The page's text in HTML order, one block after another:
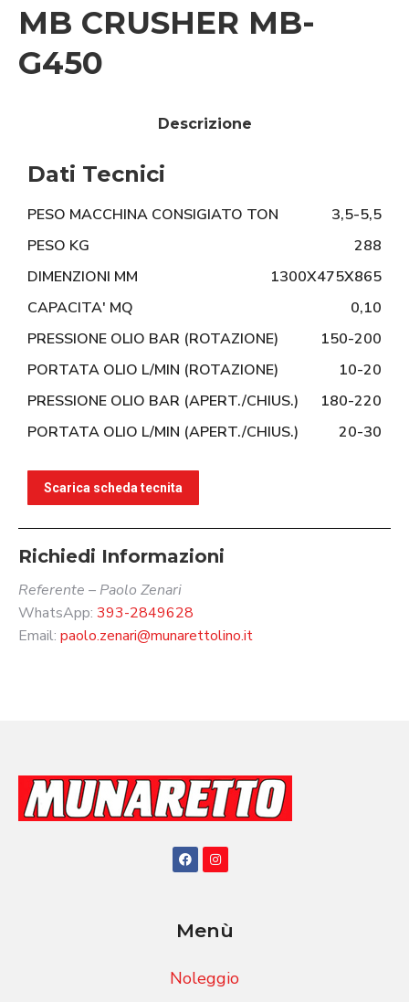
MB CRUSHER MB-
G450
Descrizione
Dati Tecnici
PESO MACCHINA CONSIGIATO TON
3,5-5,5
PESO KG
288
DIMENZIONI MM
1300X475X865
CAPACITA' MQ
0,10
PRESSIONE OLIO BAR (ROTAZIONE)
150-200
PORTATA OLIO L/MIN (ROTAZIONE)
10-20
PRESSIONE OLIO BAR (APERT./CHIUS.)
180-220
PORTATA OLIO L/MIN (APERT./CHIUS.)
20-30
Scarica scheda tecnita
Richiedi Informazioni
Referente – Paolo Zenari
WhatsApp: 393-2849628
Email: paolo.zenari@munarettolino.it
Menù
Noleggio